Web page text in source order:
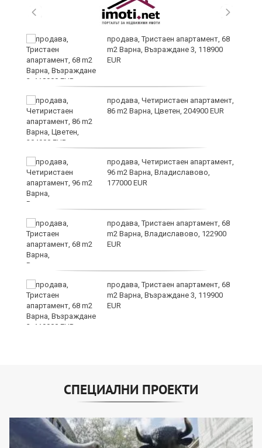
продава, Тристаен апартамент, 68
m2 Варна, Възраждане 3, 118900
EUR
продава, Четиристаен апартамент,
86 m2 Варна, Цветен, 204900 EUR
продава, Четиристаен апартамент,
96 m2 Варна, Владиславово,
177000 EUR
продава, Тристаен апартамент, 68
m2 Варна, Владиславово, 122900
EUR
продава, Тристаен апартамент, 68
m2 Варна, Възраждане 3, 119900
EUR
СПЕЦИАЛНИ ПРОЕКТИ